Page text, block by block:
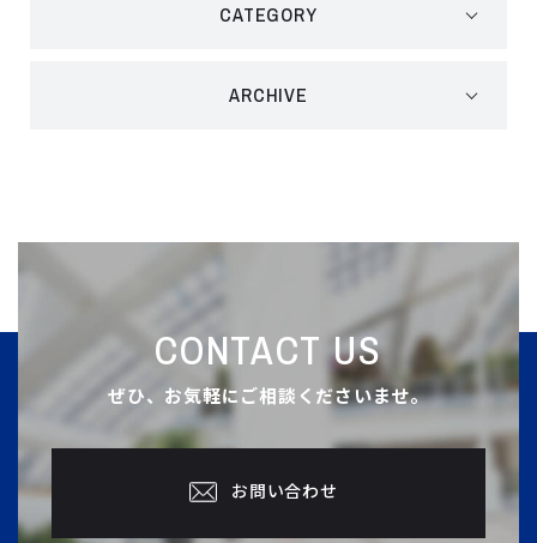
CATEGORY
ARCHIVE
CONTACT US
ぜひ、お気軽にご相談くださいませ。
お問い合わせ